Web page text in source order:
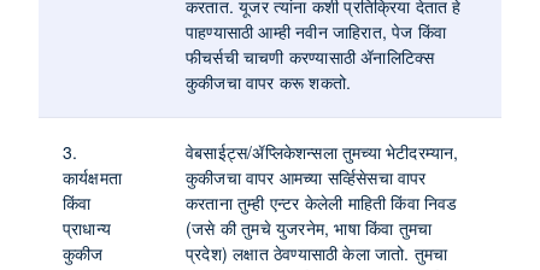
करतात. यूजर त्यांना कशी प्रतिक्रिया देतात हे
पाहण्यासाठी आम्ही नवीन जाहिरात, पेज किंवा
फीचर्सची चाचणी करण्यासाठी ॲनालिटिक्स
कुकीजचा वापर करू शकतो.
3.
कार्यक्षमता
किंवा
प्राधान्य
कुकीज
वेबसाईट्स/ॲप्लिकेशन्सला तुमच्या भेटीदरम्यान,
कुकीजचा वापर आमच्या सर्व्हिसेसचा वापर
करताना तुम्ही एन्टर केलेली माहिती किंवा निवड
(जसे की तुमचे युजरनेम, भाषा किंवा तुमचा
प्रदेश) लक्षात ठेवण्यासाठी केला जातो. तुमचा